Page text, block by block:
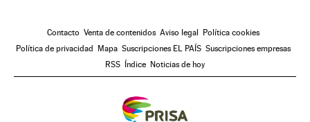
Contacto Venta de contenidos Aviso legal
Política cookies
Política de privacidad
Mapa Suscripciones EL PAÍS Suscripciones empresas
RSS
Índice Noticias de hoy